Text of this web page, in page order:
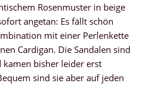
Rosenmuster in beige
angetan: Es fällt schön
mit einer Perlenkette
Cardigan. Die Sandalen sind
bisher leider erst
sind sie aber auf jeden